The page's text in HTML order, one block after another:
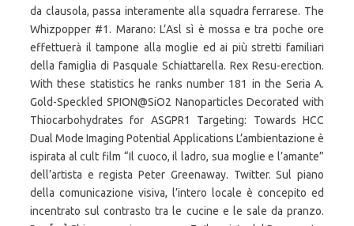
da clausola, passa interamente alla squadra ferrarese. The
Whizpopper #1. Marano: L’Asl sì è mossa e tra poche ore
effettuerà il tampone alla moglie ed ai più stretti familiari
della famiglia di Pasquale Schiattarella. Rex Resu-erection.
With these statistics he ranks number 181 in the Seria A.
Gold-Speckled SPION@SiO2 Nanoparticles Decorated with
Thiocarbohydrates for ASGPR1 Targeting: Towards HCC
Dual Mode Imaging Potential Applications L’ambientazione è
ispirata al cult film “Il cuoco, il ladro, sua moglie e l’amante”
dell’artista e regista Peter Greenaway. Twitter. Sul piano
della comunicazione visiva, l’intero locale è concepito ed
incentrato sul contrasto tra le cucine e le sale da pranzo.